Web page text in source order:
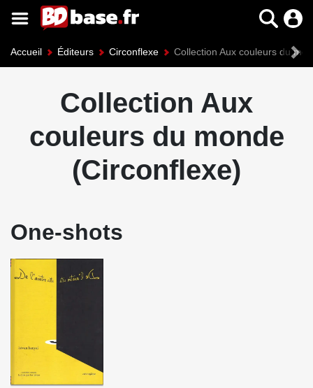
Accueil Éditeurs Circonflexe Collection Aux couleurs du
Collection Aux
couleurs du monde
(Circonflexe)
One-shots